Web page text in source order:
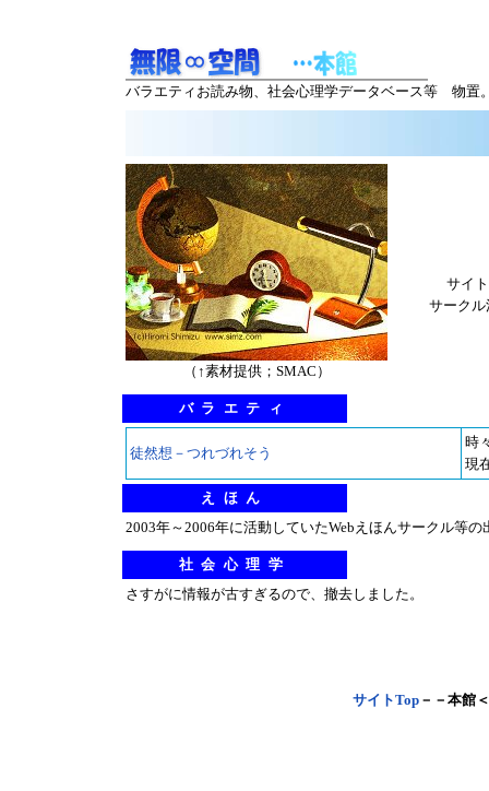
バラエティお読み物、社会心理学データベース等 物置
（↑素材提供；SMAC）
サイ
サーク
バラエティ
徒然想－つれづれそう
時
現
えほん
2003年～2006年に活動していたWebえほんサークル等
社会心理学
さすがに情報が古すぎるので、撤去しました。
サイトTop －－本館